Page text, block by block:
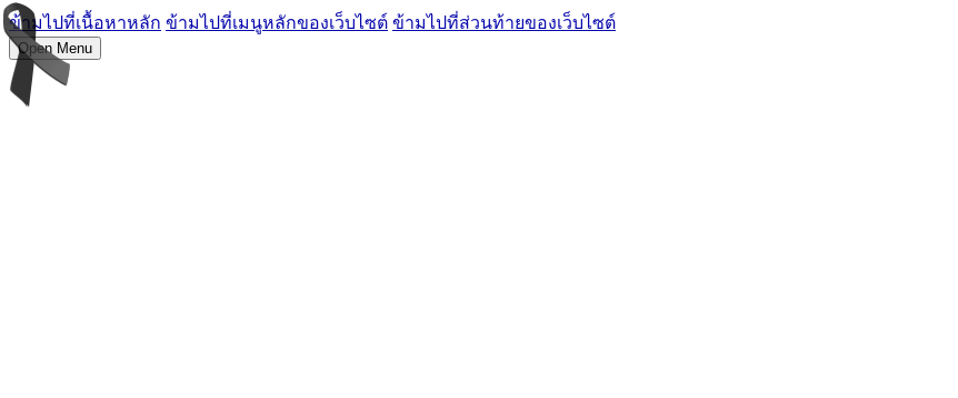
ข้ามไปที่เนื้อหาหลัก ข้ามไปที่เมนูหลักของเว็บไซต์ ข้ามไปที่ส่วนท้ายของเว็บไซต์
Open Menu